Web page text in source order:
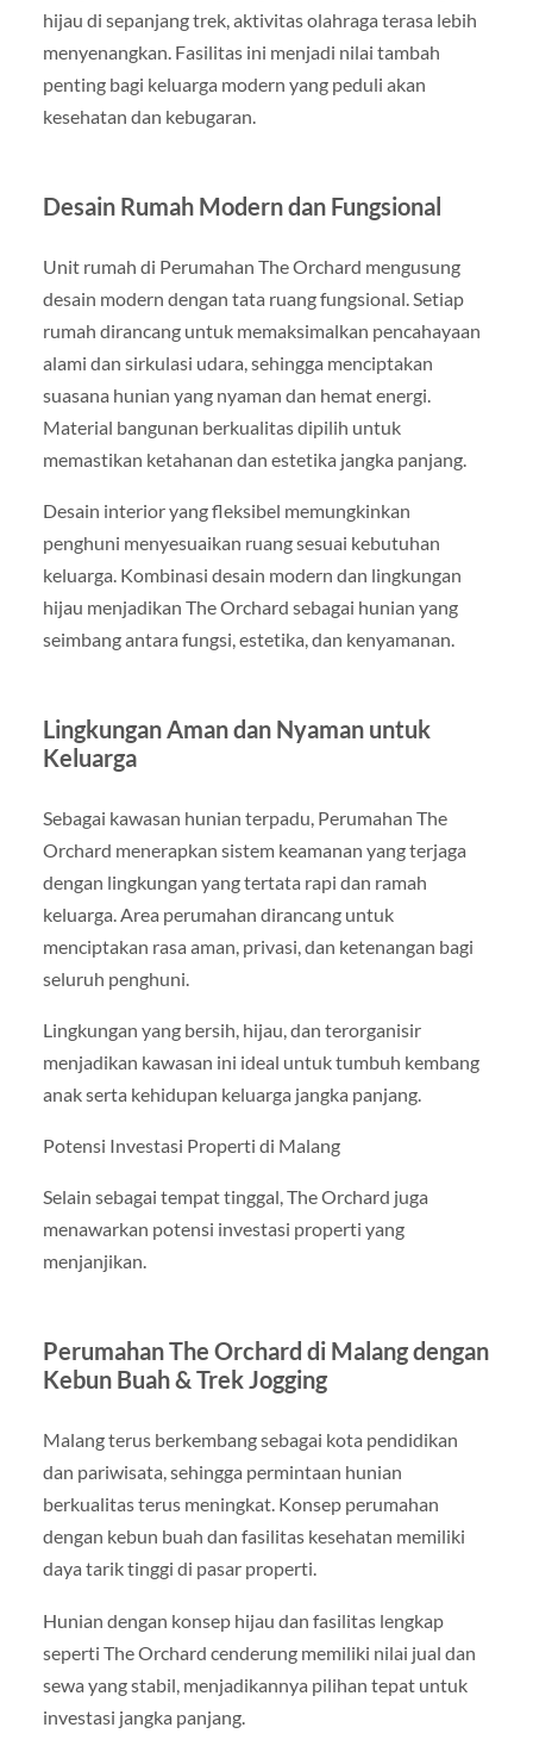
hijau di sepanjang trek, aktivitas olahraga terasa lebih
menyenangkan. Fasilitas ini menjadi nilai tambah
penting bagi keluarga modern yang peduli akan
kesehatan dan kebugaran.
Desain Rumah Modern dan Fungsional
Unit rumah di Perumahan The Orchard mengusung
desain modern dengan tata ruang fungsional. Setiap
rumah dirancang untuk memaksimalkan pencahayaan
alami dan sirkulasi udara, sehingga menciptakan
suasana hunian yang nyaman dan hemat energi.
Material bangunan berkualitas dipilih untuk
memastikan ketahanan dan estetika jangka panjang.
Desain interior yang fleksibel memungkinkan
penghuni menyesuaikan ruang sesuai kebutuhan
keluarga. Kombinasi desain modern dan lingkungan
hijau menjadikan The Orchard sebagai hunian yang
seimbang antara fungsi, estetika, dan kenyamanan.
Lingkungan Aman dan Nyaman untuk
Keluarga
Sebagai kawasan hunian terpadu, Perumahan The
Orchard menerapkan sistem keamanan yang terjaga
dengan lingkungan yang tertata rapi dan ramah
keluarga. Area perumahan dirancang untuk
menciptakan rasa aman, privasi, dan ketenangan bagi
seluruh penghuni.
Lingkungan yang bersih, hijau, dan terorganisir
menjadikan kawasan ini ideal untuk tumbuh kembang
anak serta kehidupan keluarga jangka panjang.
Potensi Investasi Properti di Malang
Selain sebagai tempat tinggal, The Orchard juga
menawarkan potensi investasi properti yang
menjanjikan.
Perumahan The Orchard di Malang dengan
Kebun Buah & Trek Jogging
Malang terus berkembang sebagai kota pendidikan
dan pariwisata, sehingga permintaan hunian
berkualitas terus meningkat. Konsep perumahan
dengan kebun buah dan fasilitas kesehatan memiliki
daya tarik tinggi di pasar properti.
Hunian dengan konsep hijau dan fasilitas lengkap
seperti The Orchard cenderung memiliki nilai jual dan
sewa yang stabil, menjadikannya pilihan tepat untuk
investasi jangka panjang.